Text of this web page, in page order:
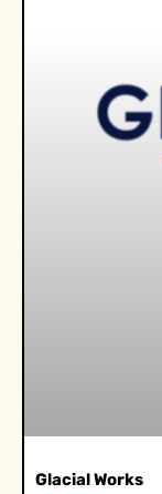
Glacial Works